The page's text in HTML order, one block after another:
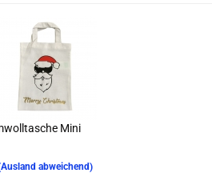
Mini
abweichend)